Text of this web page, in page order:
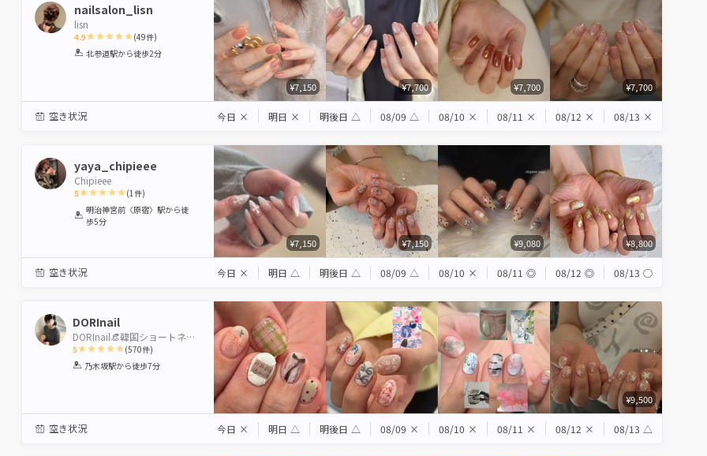
nailsalon_lisn
lisn
4.9
1 2 3 4 5
(49件)
北参道駅から徒歩2分
¥7,150 ¥7,700 ¥7,700 ¥7,700
空き状況 今日 × 明日 × 明後日 △ 08/09 △ 08/10 × 08/11 × 08/12 × 08/13 ×
yaya_chipieee
Chipieee
5
1
Star
2
Stars
3
Stars
4
Stars
5
(1 件)
明治神宮前〈原宿〉駅から徒
歩5分
¥7,150 ¥7,150 ¥9,080 ¥8,800
空き状況 今日 × 明日 △ 明後日 △ 08/09 △ 08/10 × 08/11 ◎ 08/12 ◎ 08/13 ◯
DORInail
DORInail👒韓国ショートネイル
5
1 2 3 4 5
(570件)
乃木坂駅から徒歩7分
¥9,500
空き状況 今日 × 明日 △ 明後日 △ 08/09 × 08/10 × 08/11 × 08/12 × 08/13 △